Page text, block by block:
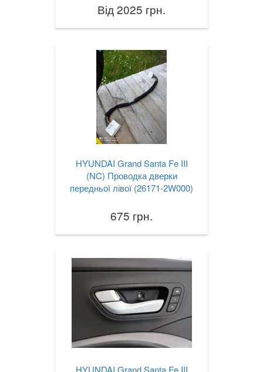
Від 2025 грн.
HYUNDAI Grand Santa Fe III
(NC) Проводка дверки
передньої лівої (26171-2W000)
675 грн.
HYUNDAI Grand Santa Fe III